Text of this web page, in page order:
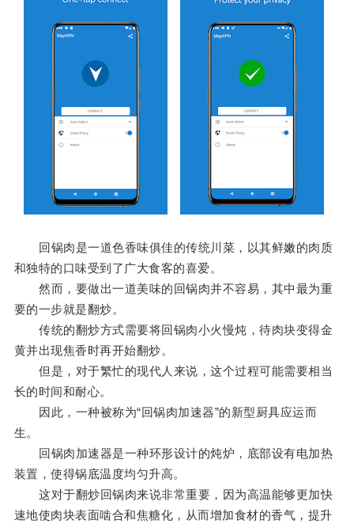
回锅肉是一道色香味俱佳的传统川菜，以其鲜嫩的肉质
和独特的口味受到了广大食客的喜爱。
然而，要做出一道美味的回锅肉并不容易，其中最为重
要的一步就是翻炒。
传统的翻炒方式需要将回锅肉小火慢炖，待肉块变得金
黄并出现焦香时再开始翻炒。
但是，对于繁忙的现代人来说，这个过程可能需要相当
长的时间和耐心。
因此，一种被称为“回锅肉加速器”的新型厨具应运而
生。
回锅肉加速器是一种环形设计的炖炉，底部设有电加热
装置，使得锅底温度均匀升高。
这对于翻炒回锅肉来说非常重要，因为高温能够更加快
速地使肉块表面啮合和焦糖化，从而增加食材的香气，提升